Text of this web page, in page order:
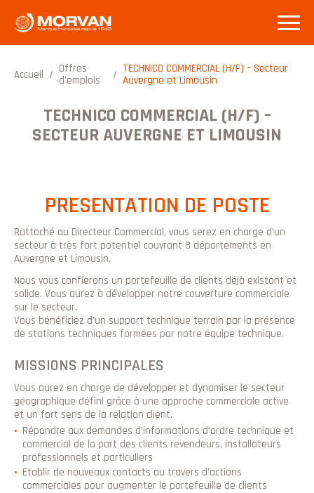
Accueil / Offres
d'emplois
/ TECHNICO COMMERCIAL (H/F) – Secteur
Auvergne et Limousin
TECHNICO COMMERCIAL (H/F) –
SECTEUR AUVERGNE ET LIMOUSIN
PRESENTATION DE POSTE
Rattaché au Directeur Commercial, vous serez en charge d’un
secteur à très fort potentiel couvrant 8 départements en
Auvergne et Limousin.
Nous vous confierons un portefeuille de clients déjà existant et
solide. Vous aurez à développer notre couverture commerciale
sur le secteur.
Vous bénéficiez d’un support technique terrain par la présence
de stations techniques formées par notre équipe technique.
MISSIONS PRINCIPALES
Vous aurez en charge de développer et dynamiser le secteur
géographique défini grâce à une approche commerciale active
et un fort sens de la relation client.
Répondre aux demandes d’informations d’ordre technique et
commercial de la part des clients revendeurs, installateurs
professionnels et particuliers
Etablir de nouveaux contacts au travers d’actions
commerciales pour augmenter le portefeuille de clients